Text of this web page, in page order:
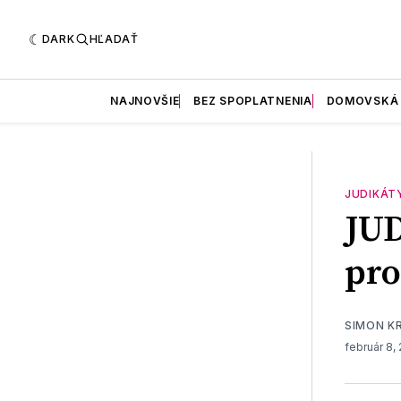
DARK HĽADAŤ
NAJNOVŠIE BEZ SPOPLATNENIA
SIMON
február 8,